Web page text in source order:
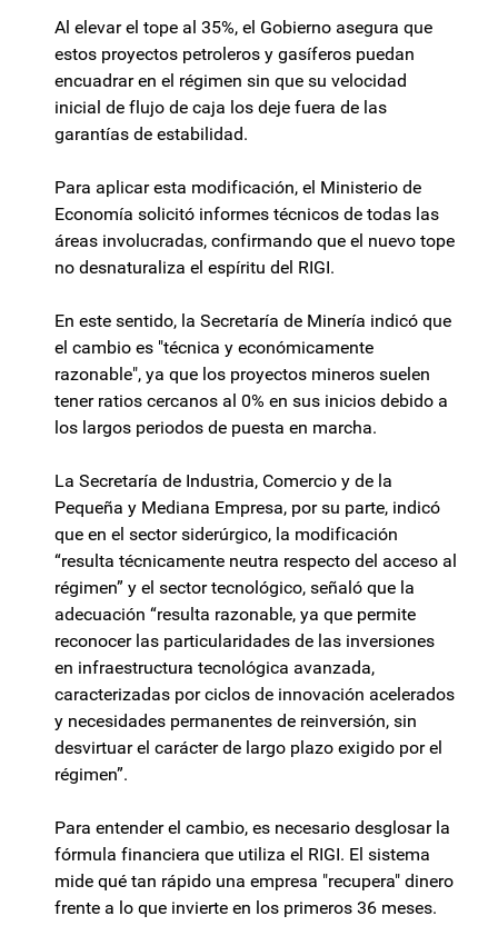
Al elevar el tope al 35%, el Gobierno asegura que
estos proyectos petroleros y gasíferos puedan
encuadrar en el régimen sin que su velocidad
inicial de flujo de caja los deje fuera de las
garantías de estabilidad.
Para aplicar esta modificación, el Ministerio de
Economía solicitó informes técnicos de todas las
áreas involucradas, confirmando que el nuevo tope
no desnaturaliza el espíritu del RIGI.
En este sentido, la Secretaría de Minería indicó que
el cambio es "técnica y económicamente
razonable", ya que los proyectos mineros suelen
tener ratios cercanos al 0% en sus inicios debido a
los largos periodos de puesta en marcha.
La Secretaría de Industria, Comercio y de la
Pequeña y Mediana Empresa, por su parte, indicó
que en el sector siderúrgico, la modificación
“resulta técnicamente neutra respecto del acceso al
régimen” y el sector tecnológico, señaló que la
adecuación “resulta razonable, ya que permite
reconocer las particularidades de las inversiones
en infraestructura tecnológica avanzada,
caracterizadas por ciclos de innovación acelerados
y necesidades permanentes de reinversión, sin
desvirtuar el carácter de largo plazo exigido por el
régimen”.
Para entender el cambio, es necesario desglosar la
fórmula financiera que utiliza el RIGI. El sistema
mide qué tan rápido una empresa "recupera" dinero
frente a lo que invierte en los primeros 36 meses.